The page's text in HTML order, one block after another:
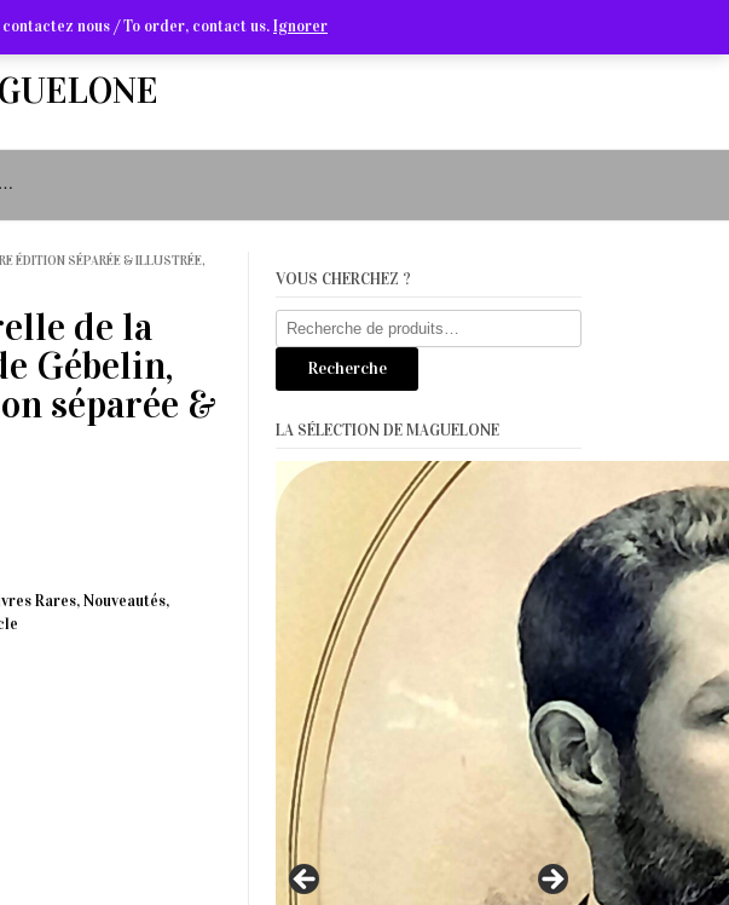
…
ÉDITION SÉPARÉE & ILLUSTRÉE,
de la
Gébelin,
séparée &
Rares,Nouveautés,
VOUS CHERCHEZ ?
Recherche
pour :
Recherche
LA SÉLECTION DE MAGUELONE
nous / To order, contact us.Ignorer